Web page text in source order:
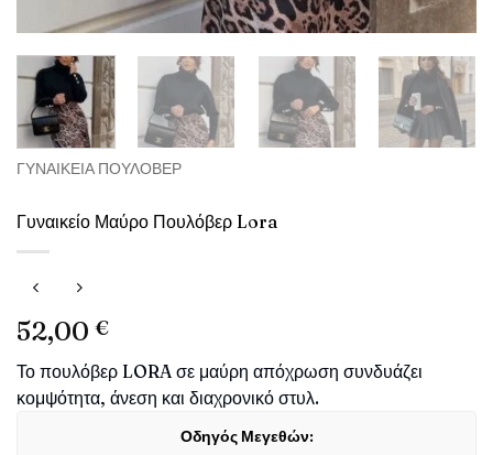
ΓΥΝΑΙΚΕΊΑ ΠΟΥΛΌΒΕΡ
Γυναικείο Μαύρο Πουλόβερ Lora
52,00 €
Το πουλόβερ LORA σε μαύρη απόχρωση συνδυάζει
κομψότητα, άνεση και διαχρονικό στυλ.
Οδηγός Μεγεθών: